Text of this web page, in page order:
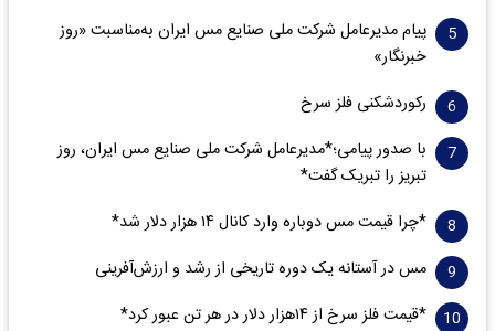
پیام مدیرعامل شرکت ملی صنایع مس ایران به‌مناسبت «روز
خبرنگار»
رکوردشکنی فلز سرخ
با صدور پیامی؛*مدیرعامل شرکت ملی صنایع مس ایران، روز
تبریز را تبریک گفت*
*چرا قیمت مس دوباره وارد کانال ۱۴ هزار دلار شد*
مس در آستانه یک دوره تاریخی از رشد و ارزش‌آفرینی
*قیمت فلز سرخ از ۱۴هزار دلار در هر تن عبور کرد*